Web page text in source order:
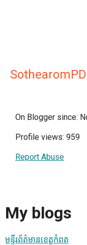
On Blogger since:
Profile views: 959
Report Abuse
My blogs
មន្ទីរព័ត៌មានខេត្តកំពត